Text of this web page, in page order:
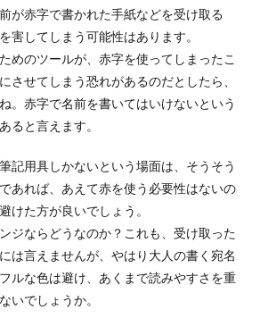
が赤字で書かれた手紙などを受け取る
害してしまう可能性はあります。
めのツールが、赤字を使ってしまったこ
させてしまう恐れがあるのだとしたら、
。赤字で名前を書いてはいけないという
ると言えます。
記用具しかないという場面は、そうそう
あれば、あえて赤を使う必要性はないの
けた方が良いでしょう。
ジならどうなのか？これも、受け取った
は言えませんが、やはり大人の書く宛名
ルな色は避け、あくまで読みやすさを重
いでしょうか。